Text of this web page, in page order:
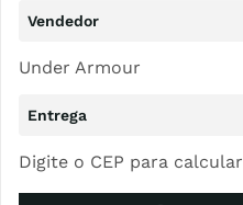
Under Armour
Digite o CEP para calcular